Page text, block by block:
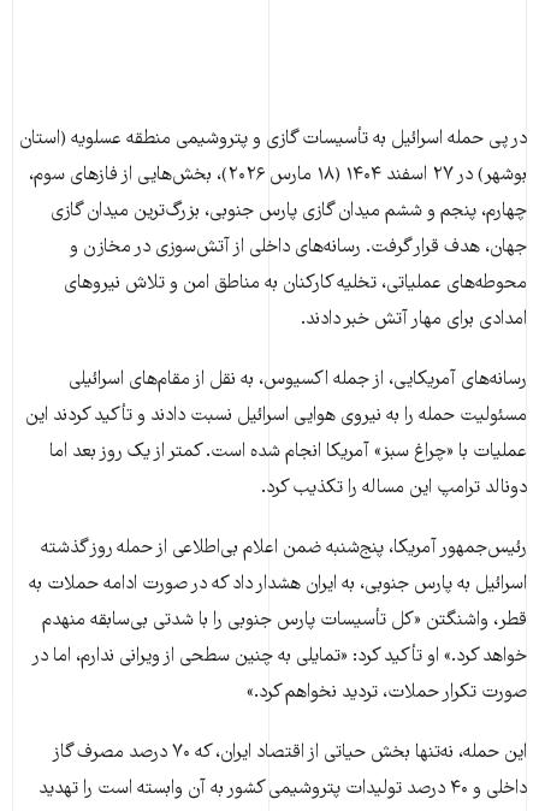
در پی حمله اسرائیل به تأسیسات گازی و پتروشیمی منطقه عسلویه (استان
بوشهر) در ۲۷ اسفند ۱۴۰۴ (۱۸ مارس ۲۰۲۶)، بخش‌هایی از فازهای سوم،
چهارم، پنجم و ششم میدان گازی پارس جنوبی، بزرگ‌ترین میدان گازی
جهان، هدف قرار گرفت. رسانه‌های داخلی از آتش‌سوزی در مخازن و
محوطه‌های عملیاتی، تخلیه کارکنان به مناطق امن و تلاش نیروهای
امدادی برای مهار آتش خبر دادند.
رسانه‌های آمریکایی، از جمله اکسیوس، به نقل از مقام‌های اسرائیلی
مسئولیت حمله را به نیروی هوایی اسرائیل نسبت دادند و تأکید کردند این
عملیات با «چراغ سبز» آمریکا انجام شده است. کمتر از یک روز بعد اما
دونالد ترامپ این مساله را تکذیب کرد.
رئیس‌جمهور آمریکا، پنج‌شنبه ضمن اعلام بی‌اطلاعی از حمله روز گذشته
اسرائیل به پارس جنوبی، به ایران هشدار داد که در صورت ادامه حملات به
قطر، واشنگتن «کل تأسیسات پارس جنوبی را با شدتی بی‌سابقه منهدم
خواهد کرد.» او تأکید کرد: «تمایلی به چنین سطحی از ویرانی ندارم، اما در
صورت تکرار حملات، تردید نخواهم کرد.»
این حمله، نه‌تنها بخش حیاتی از اقتصاد ایران، که ۷۰ درصد مصرف گاز
داخلی و ۴۰ درصد تولیدات پتروشیمی کشور به آن وابسته است را تهدید